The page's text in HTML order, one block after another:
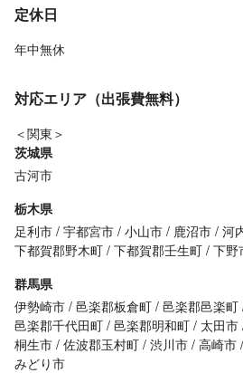
定休日
年中無休
対応エリア（出張費無料）
＜関東＞
茨城県
古河市
栃木県
足利市 宇都宮市 小山市 鹿沼市 河
下都賀郡野木町 下都賀郡壬生町 下野
群馬県
伊勢崎市 邑楽郡板倉町 邑楽郡邑楽町
邑楽郡千代田町 邑楽郡明和町 太田市
桐生市 佐波郡玉村町 渋川市 高崎市
みどり市